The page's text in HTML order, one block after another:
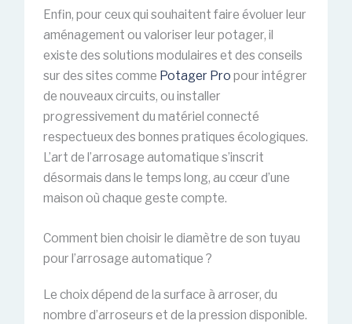
Enfin, pour ceux qui souhaitent faire évoluer leur
aménagement ou valoriser leur potager, il
existe des solutions modulaires et des conseils
sur des sites comme Potager Pro pour intégrer
de nouveaux circuits, ou installer
progressivement du matériel connecté
respectueux des bonnes pratiques écologiques.
L’art de l’arrosage automatique s’inscrit
désormais dans le temps long, au cœur d’une
maison où chaque geste compte.
Comment bien choisir le diamètre de son tuyau
pour l’arrosage automatique ?
Le choix dépend de la surface à arroser, du
nombre d’arroseurs et de la pression disponible.